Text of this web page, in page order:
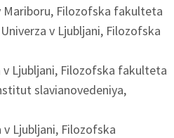
Mariboru, Filozofska fakulteta
v Ljubljani, Filozofska
v Ljubljani, Filozofska fakulteta
slavianovedeniya,
v Ljubljani, Filozofska